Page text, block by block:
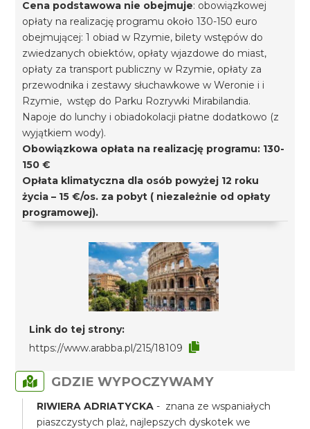
Cena podstawowa nie obejmuje: obowiązkowej
opłaty na realizację programu około 130-150 euro
obejmującej: 1 obiad w Rzymie, bilety wstępów do
zwiedzanych obiektów, opłaty wjazdowe do miast,
opłaty za transport publiczny w Rzymie, opłaty za
przewodnika i zestawy słuchawkowe w Weronie i i
Rzymie, wstęp do Parku Rozrywki Mirabilandia.
Napoje do lunchy i obiadokolacji płatne dodatkowo (z
wyjątkiem wody).
Obowiązkowa opłata na realizację programu: 130-
150 €
Opłata klimatyczna dla osób powyżej 12 roku
życia – 15 €/os. za pobyt ( niezależnie od opłaty
programowej).
Link do tej strony:
https://www.arabba.pl/215/18109
GDZIE WYPOCZYWAMY
RIWIERA ADRIATYCKA- znana ze wspaniałych
piaszczystych plaż, najlepszych dyskotek we